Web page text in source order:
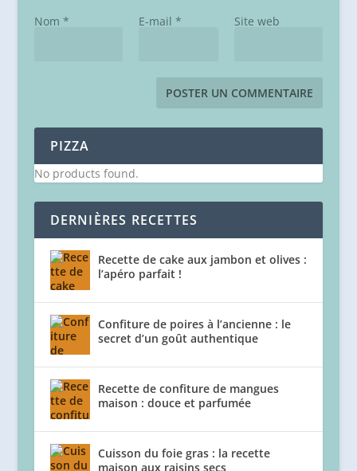
Nom * E-mail * Site web
PIZZA
No products found.
DERNIÈRES RECETTES
Recette de cake aux jambon et olives :
l’apéro parfait !
Confiture de poires à l’ancienne : le
secret d’un goût authentique
Recette de confiture de mangues
maison : douce et parfumée
Cuisson du foie gras : la recette
maison aux raisins secs